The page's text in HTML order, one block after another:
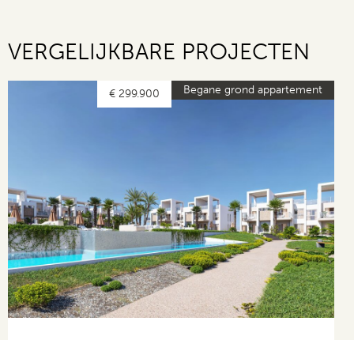
VERGELIJKBARE PROJECTEN
Begane grond appartement
€ 299.900